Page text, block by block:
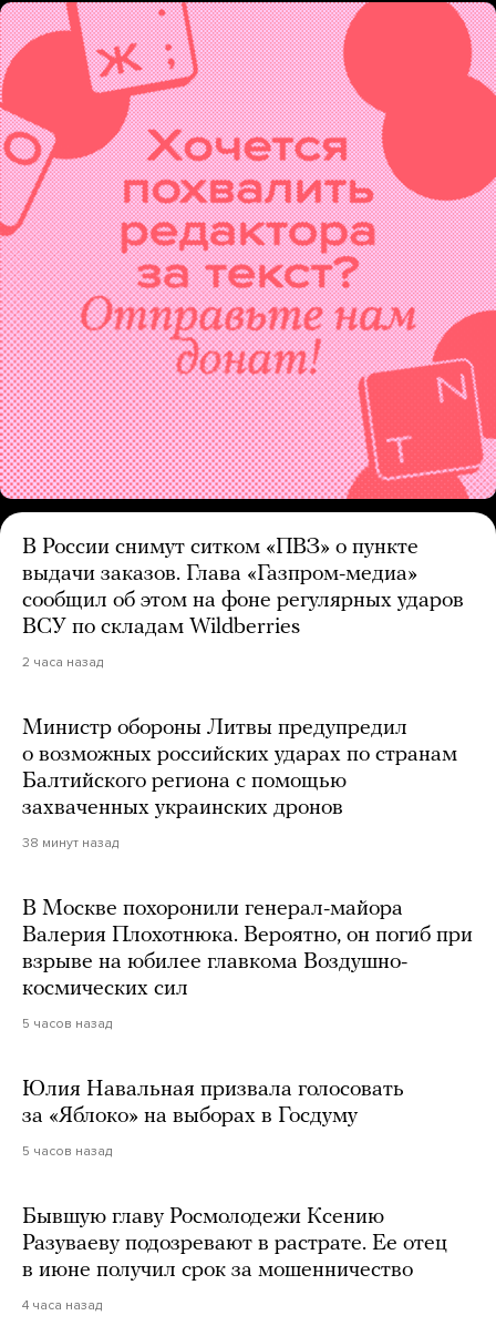
В России снимут ситком «ПВЗ» о пункте
выдачи заказов. Глава «Газпром-медиа»
сообщил об этом на фоне регулярных ударов
ВСУ по складам Wildberries
2 часа назад
Министр обороны Литвы предупредил
о возможных российских ударах по странам
Балтийского региона с помощью
захваченных украинских дронов
38 минут назад
В Москве похоронили генерал-майора
Валерия Плохотнюка. Вероятно, он погиб при
взрыве на юбилее главкома Воздушно-
космических сил
5 часов назад
Юлия Навальная призвала голосовать
за «Яблоко» на выборах в Госдуму
5 часов назад
Бывшую главу Росмолодежи Ксению
Разуваеву подозревают в растрате. Ее отец
в июне получил срок за мошенничество
4 часа назад